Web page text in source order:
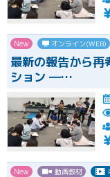
New オンライン(WEB)
最新の報告から
ション ―…
New 動画教材